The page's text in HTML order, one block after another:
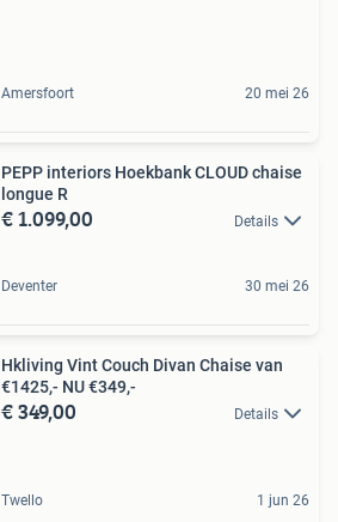
Amersfoort 20 mei 26
PEPP interiors Hoekbank CLOUD chaise
longue R
€ 1.099,00 Details
Deventer 30 mei 26
Hkliving Vint Couch Divan Chaise van
€1425,- NU €349,-
€ 349,00 Details
Twello 1 jun 26